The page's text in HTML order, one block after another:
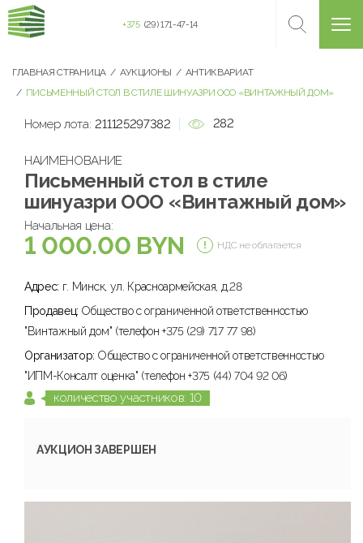
+375 (29) 171-47-14
ГЛАВНАЯ СТРАНИЦА АУКЦИОНЫ
АНТИКВАРИАТ
ПИСЬМЕННЫЙ СТОЛ В СТИЛЕ ШИНУАЗРИ ООО «ВИНТАЖНЫЙ ДОМ»
Номер лота: 211125297382 282
НАИМЕНОВАНИЕ
Письменный стол в стиле
шинуазри ООО «Винтажный дом»
Начальная цена:
1 000.00 BYN НДС не облагается
Адрес: г. Минск, ул. Красноармейская, д.28
Продавец: Общество с ограниченной ответственностью
"Винтажный дом" (телефон +375 (29) 717 77 98)
Организатор: Общество с ограниченной ответственностью
"ИПМ-Консалт оценка" (телефон +375 (44) 704 92 06)
количество участников: 10
АУКЦИОН ЗАВЕРШЕН